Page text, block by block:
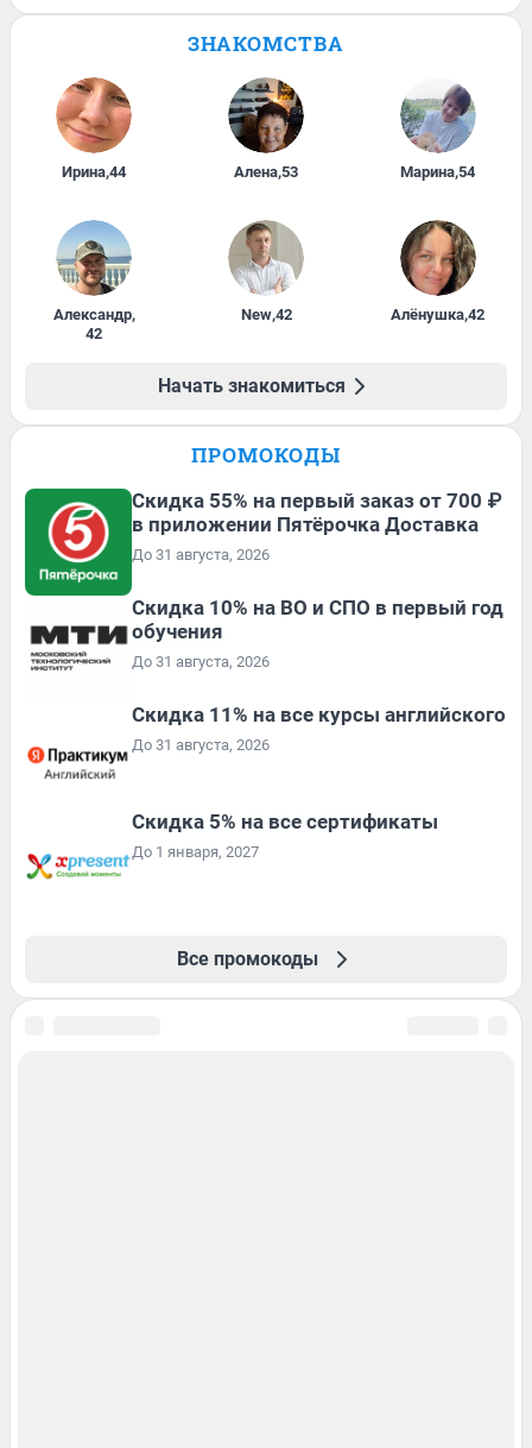
ЗНАКОМСТВА
Ирина,44 Алена,53 Марина,54
Александр,
42
New,42 Алёнушка,42
Начать знакомиться
ПРОМОКОДЫ
Скидка 55% на первый заказ от 700 ₽
в приложении Пятёрочка Доставка
До 31 августа, 2026
Скидка 10% на ВО и СПО в первый год
обучения
До 31 августа, 2026
Скидка 11% на все курсы английского
До 31 августа, 2026
Скидка 5% на все сертификаты
До 1 января, 2027
Все промокоды